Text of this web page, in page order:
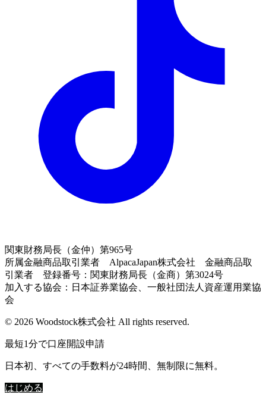
関東財務局長（金仲）第965号
所属金融商品取引業者 AlpacaJapan株式会社 金融商品取
引業者 登録番号：関東財務局長（金商）第3024号
加入する協会：日本証券業協会、一般社団法人資産運用業協
会
© 2026 Woodstock株式会社 All rights reserved.
最短1分で口座開設申請
日本初、すべての手数料が24時間、無制限に無料。
はじめる